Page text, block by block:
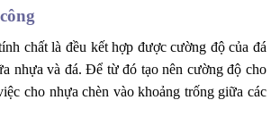
chất là đều kết hợp được cường độ của đá
nhựa và đá. Để từ đó tạo nên cường độ cho
cho nhựa chèn vào khoảng trống giữa các